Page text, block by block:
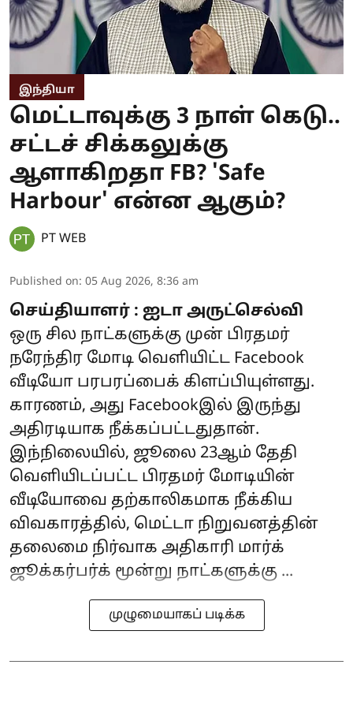
இந்தியா
மெட்டாவுக்கு 3 நாள் கெடு..
சட்டச் சிக்கலுக்கு
ஆளாகிறதா FB? 'Safe
Harbour' என்ன ஆகும்?
PT WEB
Published on: 05 Aug 2026, 8:36 am
செய்தியாளர் : ஐடா அருட்செல்வி
ஒரு சில நாட்களுக்கு முன் பிரதமர்
நரேந்திர மோடி வெளியிட்ட Facebook
வீடியோ பரபரப்பைக் கிளப்பியுள்ளது.
காரணம், அது Facebookஇல் இருந்து
அதிரடியாக நீக்கப்பட்டதுதான்.
இந்நிலையில், ஜூலை 23ஆம் தேதி
வெளியிடப்பட்ட பிரதமர் மோடியின்
வீடியோவை தற்காலிகமாக நீக்கிய
விவகாரத்தில், மெட்டா நிறுவனத்தின்
தலைமை நிர்வாக அதிகாரி மார்க்
ஜூக்கர்பர்க் மூன்று நாட்களுக்கு ...
முழுமையாகப் படிக்க